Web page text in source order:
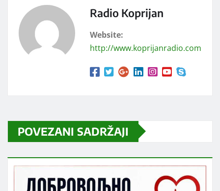
Radio Koprijan
Website:
http://www.koprijanradio.com
POVEZANI SADRŽAJI